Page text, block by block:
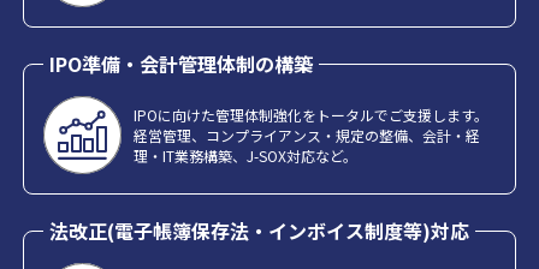
IPO準備・会計管理体制の構築
IPOに向けた管理体制強化をトータルでご支援します。
経営管理、コンプライアンス・規定の整備、会計・経
理・IT業務構築、J-SOX対応など。
法改正(電子帳簿保存法・インボイス制度等)対応